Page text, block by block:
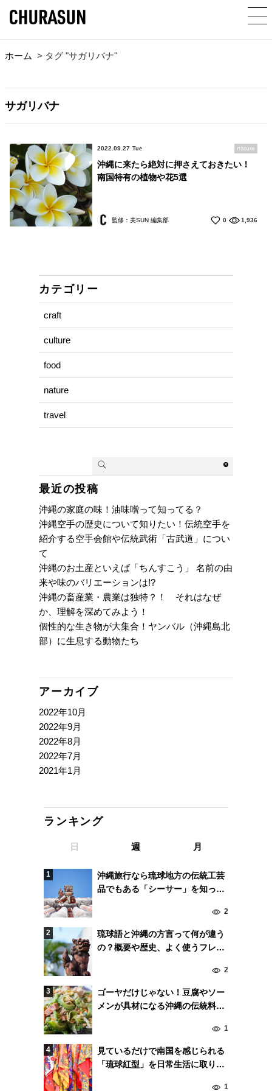
ホーム > タグ "サガリバナ"
サガリバナ
2022.09.27 Tue nature
沖縄に来たら絶対に押さえておきたい！
南国特有の植物や花5選
監修：美SUN 編集部 0 1,936
カテゴリー
craft
culture
food
nature
travel
最近の投稿
沖縄の家庭の味！油味噌って知ってる？
沖縄空手の歴史について知りたい！伝統空手を
紹介する空手会館や伝統武術「古武道」につい
て
沖縄のお土産といえば「ちんすこう」 名前の由
来や味のバリエーションは!?
沖縄の畜産業・農業は独特？！ それはなぜ
か、理解を深めてみよう！
個性的な生き物が大集合！ヤンバル（沖縄島北
部）に生息する動物たち
アーカイブ
2022年10月
2022年9月
2022年8月
2022年7月
2021年1月
ランキング
日 週 月
沖縄旅行なら琉球地方の伝統工芸
品でもある「シーサー」を知って
2
琉球語と沖縄の方言って何が違う
の？概要や歴史、よく使うフレー
2
ゴーヤだけじゃない！豆腐やソー
メンが具材になる沖縄の伝統料理
1
見ているだけで南国を感じられる
「琉球紅型」を日常生活に取り入
1